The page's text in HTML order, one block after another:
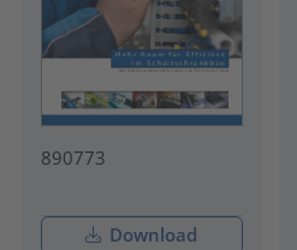
890773
Download